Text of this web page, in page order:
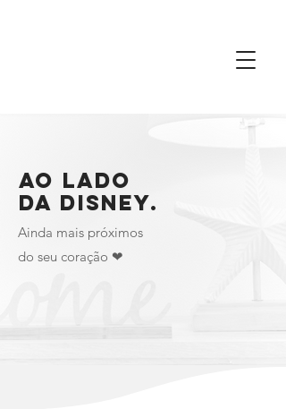
Ainda mais próximos
do seu coração ❤︎
Ao lado
da Disney.